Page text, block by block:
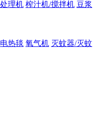
理机 榨汁机/搅拌机 豆浆
电热毯 氧气机 灭蚊器/灭蚊